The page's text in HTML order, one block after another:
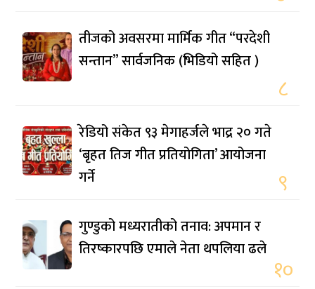
तीजको अवसरमा मार्मिक गीत “परदेशी
सन्तान” सार्वजनिक (भिडियो सहित )
८
रेडियो संकेत ९३ मेगाहर्जले भाद्र २० गते
‘बृहत तिज गीत प्रतियोगिता’ आयोजना
गर्ने
९
गुण्डुको मध्यरातीको तनाव: अपमान र
तिरष्कारपछि एमाले नेता थपलिया ढले
१०